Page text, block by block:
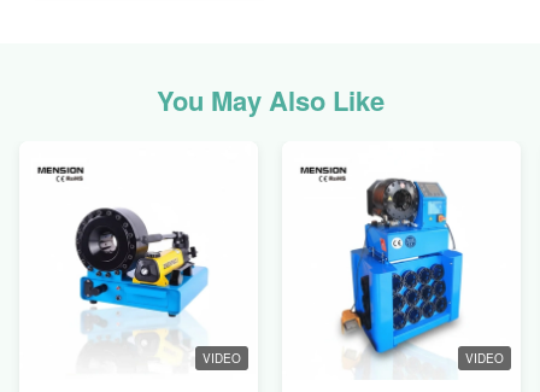
You May Also Like
VIDEO VIDEO